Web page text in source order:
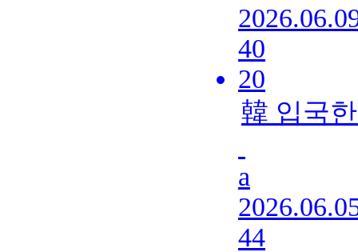
40
20
韓 입국
a
44